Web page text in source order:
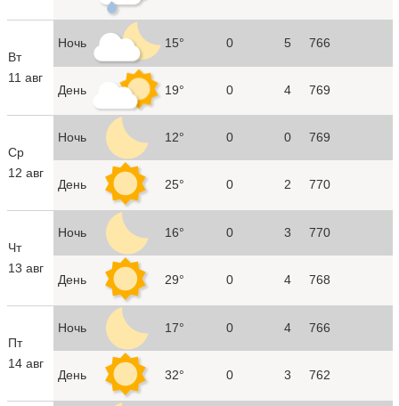
Вт
11 авг
Ночь 15° 0 5 766
День 19° 0 4 769
Ср
12 авг
Ночь 12° 0 0 769
День 25° 0 2 770
Чт
13 авг
Ночь 16° 0 3 770
День 29° 0 4 768
Пт
14 авг
Ночь 17° 0 4 766
День 32° 0 3 762